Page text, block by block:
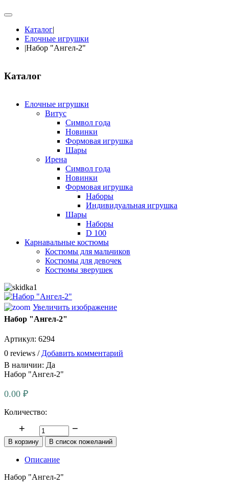
Каталог|
Елочные игрушки
|Набор "Ангел-2"
Каталог
Елочные игрушки
Витус
Символ года
Новинки
Формовая игрушка
Шары
Ирена
Символ года
Новинки
Формовая игрушка
Наборы
Индивидуальная игрушка
Шары
Наборы
D 100
Карнавальные костюмы
Костюмы для мальчиков
Костюмы для девочек
Костюмы зверушек
Увеличить изображение
Набор "Ангел-2"
Артикул: 6294
0 reviews / Добавить комментарий
В наличии: Да
Набор "Ангел-2"
0.00 ₽
Количество:
Описание
Набор "Ангел-2"